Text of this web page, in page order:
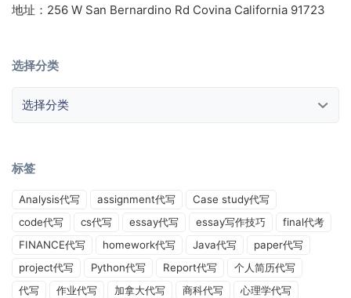
地址：256 W San Bernardino Rd Covina California 91723
选择分类
标签
Analysis代写 assignment代写
Case study代写
code代写
cs代写 essay代写 essay写作技巧
final代考
FINANCE代写
homework代写 Java代写
paper代写
project代写
Python代写 Report代写
个人简历代写
代写
作业代写 加拿大代写 商科代写
心理学代写